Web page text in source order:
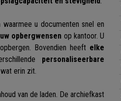
waarmee u documenten snel en
opbergwensen op kantoor. U
Bovendien heeft elke
personaliseerbare
erin zit.
van de laden. De archiefkast